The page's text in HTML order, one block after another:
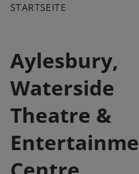
STARTSEITE
Aylesbury,
Waterside
Theatre &